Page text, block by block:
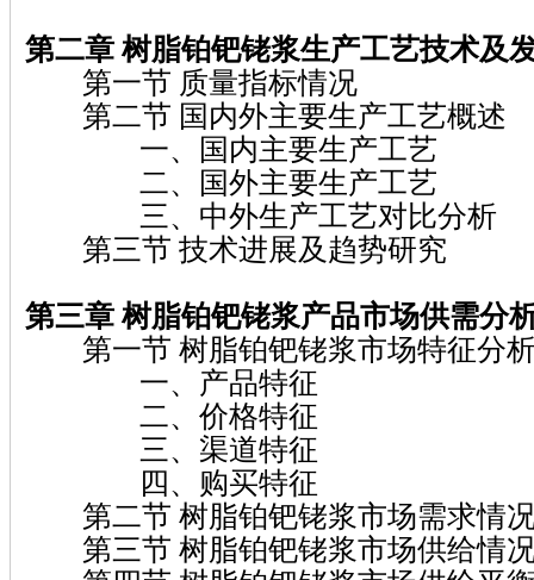
第二章 树脂铂钯铑浆生产工艺技术及
第一节 质量指标情况
第二节 国内外主要生产工艺概述
一、国内主要生产工艺
二、国外主要生产工艺
三、中外生产工艺对比分析
第三节 技术进展及趋势研究
第三章 树脂铂钯铑浆产品市场供需分
第一节 树脂铂钯铑浆市场特征分
一、产品特征
二、价格特征
三、渠道特征
四、购买特征
第二节 树脂铂钯铑浆市场需求情
第三节 树脂铂钯铑浆市场供给情